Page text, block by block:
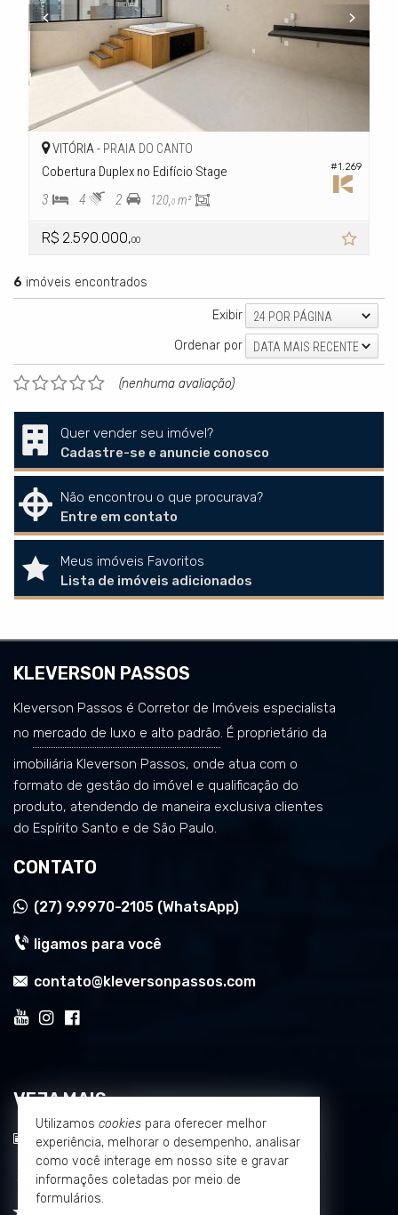
#1.269
VITÓRIA - PRAIA DO CANTO
Cobertura Duplex no Edifício Stage
3 4 2 120,0 m²
R$ 2.590.000,00
6 imóveis encontrados
Exibir 24 POR PÁGINA
Ordenar por DATA MAIS RECENTE
(nenhuma avaliação)
Quer vender seu imóvel?
Cadastre-se e anuncie conosco
Não encontrou o que procurava?
Entre em contato
Meus imóveis Favoritos
Lista de imóveis adicionados
KLEVERSON PASSOS
Kleverson Passos é Corretor de Imóveis especialista
no mercado de luxo e alto padrão. É proprietário da
imobiliária Kleverson Passos, onde atua com o
formato de gestão do imóvel e qualificação do
produto, atendendo de maneira exclusiva clientes
do Espírito Santo e de São Paulo.
CONTATO
(27) 9.9970-2105 (WhatsApp)
ligamos para você
contato@kleversonpassos.com
VEJA MAIS
receba nosso newsletter
cadastre seu imóvel
Utilizamos cookies para oferecer melhor
experiência, melhorar o desempenho, analisar
como você interage em nosso site e gravar
informações coletadas por meio de
formulários.